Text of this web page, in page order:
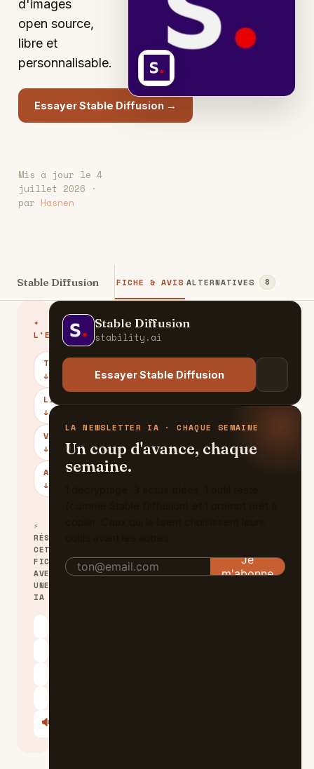
d'images
open source,
libre et
personnalisable.
Essayer Stable Diffusion →
Mis à jour le 4
juillet 2026 ·
par Hasnen
S
Stable Diffusion FICHE & AVIS ALTERNATIVES 8
✦
L'ESSENTIEL
TARIFS
↓
LIMITES
↓
VERDICT
↓
ALTERNATIVES
↓
⚡
RÉSUMER
CETTE
FICHE
AVEC
UNE
IA
ChatGPT
Claude
Perplexity
Le Chat
🔊
Écouter
S Stable Diffusion
stability.ai
Essayer Stable Diffusion
LA NEWSLETTER IA · CHAQUE SEMAINE
Un coup d'avance, chaque
semaine.